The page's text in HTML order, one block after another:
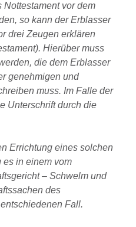
Nottestament vor dem
so kann der Erblasser
drei Zeugen erklären
Hierüber muss
die dem Erblasser
genehmigen und
muss. Im Falle der
Unterschrift durch die
Errichtung eines solchen
es in einem vom
– Schwelm und
des
Fall.